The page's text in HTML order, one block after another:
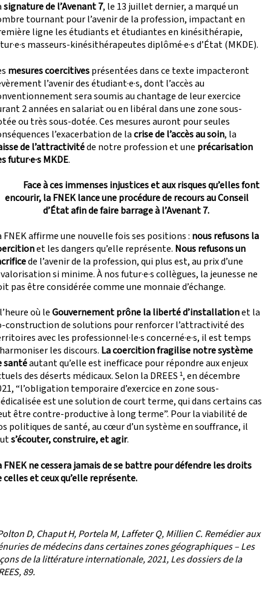
signature de l’Avenant 7, le 13 juillet dernier, a marqué un
tournant pour l’avenir de la profession, impactant en
ligne les étudiants et étudiantes en kinésithérapie,
masseurs-kinésithérapeutes diplômé·e·s d’État (MKDE).
mesures coercitivesprésentées dans ce texte impacteront
l’avenir des étudiant·e·s, dont l’accès au
sera soumis au chantage de leur exercice
2 années en salariat ou en libéral dans une zone sous-
ou très sous-dotée. Ces mesures auront pour seules
l’exacerbation de lacrise de l’accès au soin, la
de l’attractivitéde notre profession et une précarisation
futur·e·s MKDE.
Face à ces immenses injustices et aux risques qu’elles font
encourir, la FNEK lance une procédure de recours au Conseil
d’État afin de faire barrage à l’Avenant 7.
FNEK affirme une nouvelle fois ses positions : nous refusons la
et les dangers qu’elle représente. Nous refusons un
de l’avenir de la profession, qui plus est, au prix d’une
si minime. À nos futur·e·s collègues, la jeunesse ne
pas être considérée comme une monnaie d’échange.
où leGouvernement prône la liberté d’installationet la
construction de solutions pour renforcer l’attractivité des
avec les professionnel·le·s concerné·e·s, il est temps
les discours. La coercition fragilise notre système
santéautant qu’elle est inefficace pour répondre aux enjeux
des déserts médicaux. Selon la DREES ¹, en décembre
“l’obligation temporaire d’exercice en zone sous-
est une solution de court terme, qui dans certains cas
être contre-productive à long terme”. Pour la viabilité de
politiques de santé, au cœur d’un système en souffrance, il
s’écouter, construire, et agir.
FNEK ne cessera jamais de se battre pour défendre les droits
celles et ceux qu’elle représente.
D, Chaput H, Portela M, Laffeter Q, Millien C. Remédier aux
de médecins dans certaines zones géographiques – Les
de la littérature internationale, 2021, Les dossiers de la
89.